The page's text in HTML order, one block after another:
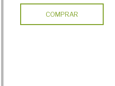
COMPRAR